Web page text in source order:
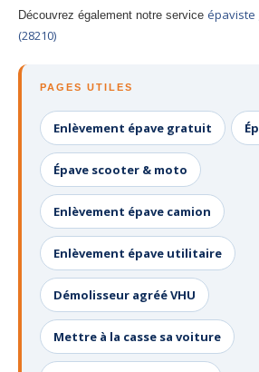
Découvrez également notre service épaviste
(28210)
PAGES UTILES
Enlèvement épave gratuit
Épave scooter & moto
Enlèvement épave camion
Enlèvement épave utilitaire
Démolisseur agréé VHU
Mettre à la casse sa voiture